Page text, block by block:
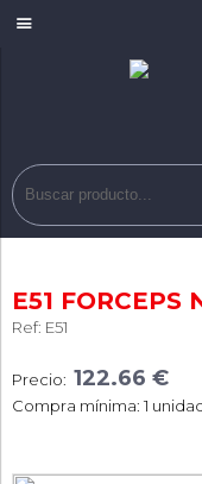
E51 FORCEPS
Ref: E51
Precio: 122.66 €
Compra mínima: 1